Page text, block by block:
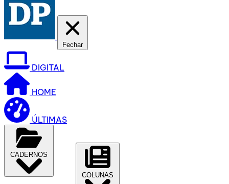
Fechar
DIGITAL
HOME
ÚLTIMAS
CADERNOS
COLUNAS